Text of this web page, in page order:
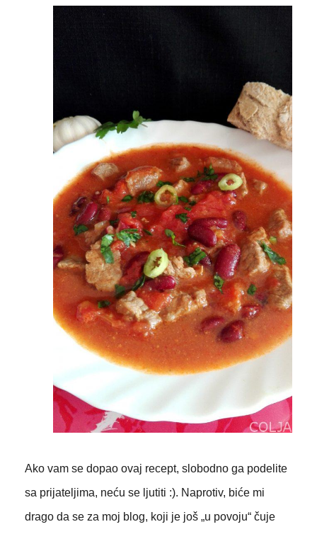
Ako vam se dopao ovaj recept, slobodno ga podelite
sa prijateljima, neću se ljutiti :). Naprotiv, biće mi
drago da se za moj blog, koji je još „u povoju“ čuje